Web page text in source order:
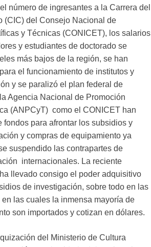
número de ingresantes a la Carrera del
(CIC) del Consejo Nacional de
y Técnicas (CONICET), los salarios
y estudiantes de doctorado se
más bajos de la región, se han
el funcionamiento de institutos y
y se paralizó el plan federal de
Agencia Nacional de Promoción
(ANPCyT) como el CONICET han
fondos para afrontar los subsidios y
y compras de equipamiento ya
suspendido las contrapartes de
internacionales. La reciente
llevado consigo el poder adquisitivo
de investigación, sobre todo en las
las cuales la inmensa mayoría de
son importados y cotizan en dólares.
del Ministerio de Cultura